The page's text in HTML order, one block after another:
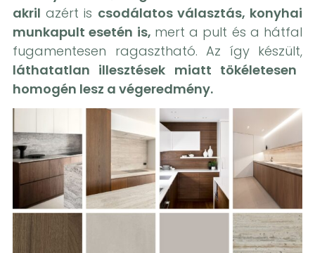
akril azért is csodálatos választás, konyhai
munkapult esetén is, mert a pult és a hátfal
fugamentesen ragasztható. Az így készült,
láthatatlan illesztések miatt tökéletesen
homogén lesz a végeredmény.